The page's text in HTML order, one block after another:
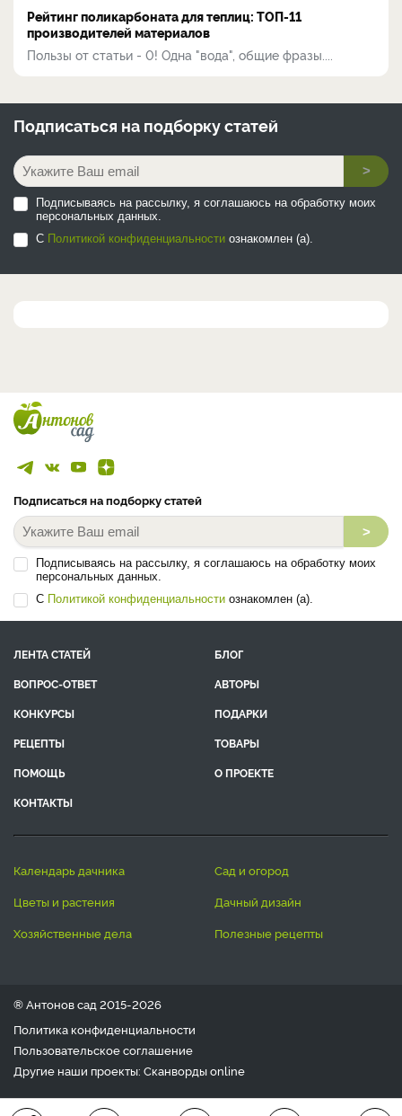
Рейтинг поликарбоната для теплиц: ТОП-11
производителей материалов
Пользы от статьи - 0! Одна "вода", общие фразы....
Подписаться на подборку статей
>
Подписываясь на рассылку, я соглашаюсь на обработку моих
персональных данных.
С Политикой конфиденциальности ознакомлен (а).
Подписаться на подборку статей
>
Подписываясь на рассылку, я соглашаюсь на обработку моих
персональных данных.
С Политикой конфиденциальности ознакомлен (а).
ЛЕНТА СТАТЕЙ
БЛОГ
ВОПРОС-ОТВЕТ
АВТОРЫ
КОНКУРСЫ
ПОДАРКИ
РЕЦЕПТЫ
ТОВАРЫ
ПОМОЩЬ
О ПРОЕКТЕ
КОНТАКТЫ
календарь дачника
сад и огород
цветы и растения
дачный дизайн
хозяйственные дела
полезные рецепты
® Антонов сад 2015-2026
Политика конфиденциальности
Пользовательское соглашение
Другие наши проекты: Сканвордыonline
Любое использование материала допускается только с